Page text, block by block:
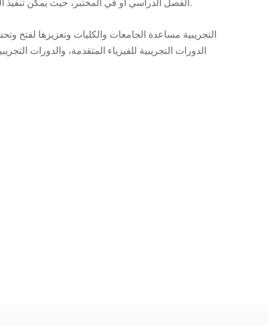
الفصل الدراسي أو في المختبر، حيث يمكن تنفيذ التدريس التجريبي للبصريات الكمومية بسهولة.
الدورات التجريبية للفيزياء المتقدمة، والدورات